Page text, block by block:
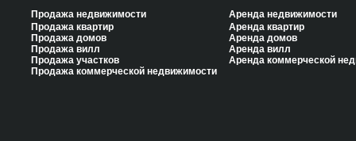
Продажа недвижимости
Продажа квартир
Продажа домов
Продажа вилл
Продажа участков
Продажа коммерческой недвижимости
Аренда недвижимости
Аренда квартир
Аренда домов
Аренда вилл
Аренда коммерческой